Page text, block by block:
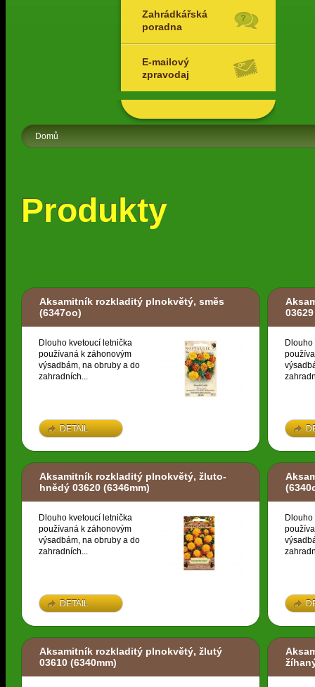
Zahrádkářská
poradna
E-mailový
zpravodaj
Domů
Produkty
Aksamitník rozkladitý plnokvětý, směs
(6347oo)
Dlouho kvetoucí letnička
používaná k záhonovým
výsadbám, na obruby a do
zahradních...
DETAIL
03629
Aksamitník rozkladitý plnokvětý, žluto-
hnědý 03620 (6346mm)
Dlouho kvetoucí letnička
používaná k záhonovým
výsadbám, na obruby a do
zahradních...
DETAIL
Aksamitník rozkladitý plnokvětý, žlutý
03610 (6340mm)